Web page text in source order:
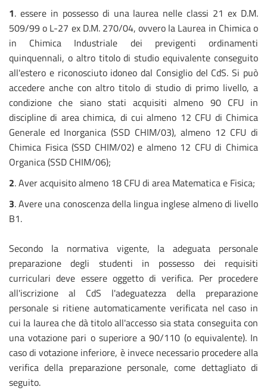
1. essere in possesso di una laurea nelle classi 21 ex D.M.
509/99 o L-27 ex D.M. 270/04, ovvero la Laurea in Chimica o
in Chimica Industriale dei previgenti ordinamenti
quinquennali, o altro titolo di studio equivalente conseguito
all'estero e riconosciuto idoneo dal Consiglio del CdS. Si può
accedere anche con altro titolo di studio di primo livello, a
condizione che siano stati acquisiti almeno 90 CFU in
discipline di area chimica, di cui almeno 12 CFU di Chimica
Generale ed Inorganica (SSD CHIM/03), almeno 12 CFU di
Chimica Fisica (SSD CHIM/02) e almeno 12 CFU di Chimica
Organica (SSD CHIM/06);
2. Aver acquisito almeno 18 CFU di area Matematica e Fisica;
3. Avere una conoscenza della lingua inglese almeno di livello
B1.
Secondo la normativa vigente, la adeguata personale
preparazione degli studenti in possesso dei requisiti
curriculari deve essere oggetto di verifica. Per procedere
all'iscrizione al CdS l'adeguatezza della preparazione
personale si ritiene automaticamente verificata nel caso in
cui la laurea che dà titolo all'accesso sia stata conseguita con
una votazione pari o superiore a 90/110 (o equivalente). In
caso di votazione inferiore, è invece necessario procedere alla
verifica della preparazione personale, come dettagliato di
seguito.